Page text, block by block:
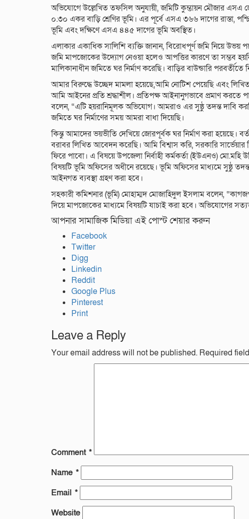
অভিযোগে উল্লেখিত তফসিল অনুযায়ী, জমিটি কুম্ভায়ন মৌজার
০.৩০ একর বাড়ি শ্রেণির ভূমি। এর পূর্বে এসএ ৩৬৬ দাগের রাস্তা,
ভূমি এবং দক্ষিণে এসএ ৪৪৫ দাগের ভূমি অবস্থিত।
এলাকার একাধিক সালিশি ব্যক্তি জানান, বিরোধপূর্ণ জমি নিয়ে উভয়
জমি মাপজোকের উদ্যোগ নেওয়া হলেও আপত্তির কারণে তা সম্ভব
মালিকানাধীন জমিতে ঘর নির্মাণ করেছি। বাড়ির বাউন্ডারি পরবর্তীতে
আমার বিরুদ্ধে উচ্ছেদ মামলা হয়েছে,আমি নোটিশ পেয়েছি এবং
আমি আইনের প্রতি শ্রদ্ধাশীল। প্রতিপক্ষ আইনানুগভাবে প্রমাণ
বলেন, “এটি হয়রানিমূলক অভিযোগ। আমরাও এর সুষ্ঠু তদন্ত দাবি
জমিতে ঘর নির্মাণের সময় আমরা বাধা দিয়েছি।
কিন্তু আমাদের ভয়ভীতি দেখিয়ে জোরপূর্বক ঘর নির্মাণ করা
বরাবর লিখিত আবেদন করেছি। আমি বিশ্বাস করি, সরকারি
ফিরে পাবো। এ বিষয়ে উপজেলা নির্বাহী কর্মকর্তা (ইউএনও)
বিষয়টি ভূমি অফিসের অধীনে রয়েছে। ভূমি অফিসের মাধ্যমে সুষ্ঠু
আইনগত ব্যবস্থা গ্রহণ করা হবে।
সহকারী কমিশনার (ভূমি) মোহাম্মদ মোজাহিদুল ইসলাম বলেন,
দিয়ে মাপজোকের মাধ্যমে বিষয়টি যাচাই করা হবে। অভিযোগের
আপনার সামাজিক মিডিয়া এই পোস্ট শেয়ার করুন
Facebook
Twitter
Digg
Linkedin
Reddit
Google Plus
Pinterest
Print
Leave a Reply
Your email address will not be published. Required
Comment *
Name *
Email *
Website